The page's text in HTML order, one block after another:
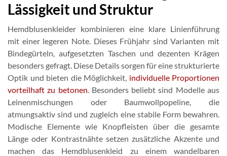
Lässigkeit und Struktur
Hemdblusenkleider kombinieren eine klare Linienführung
mit einer legeren Note. Dieses Frühjahr sind Varianten mit
Bindegürteln, aufgesetzten Taschen und dezenten Krägen
besonders gefragt. Diese Details sorgen für eine strukturierte
Optik und bieten die Möglichkeit, individuelle Proportionen
vorteilhaft zu betonen. Besonders beliebt sind Modelle aus
Leinenmischungen oder Baumwollpopeline, die
atmungsaktiv sind und zugleich eine stabile Form bewahren.
Modische Elemente wie Knopfleisten über die gesamte
Länge oder Kontrastnähte setzen zusätzliche Akzente und
machen das Hemdblusenkleid zu einem wandelbaren